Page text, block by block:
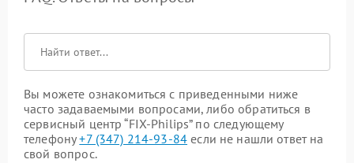
Вы можете ознакомиться с приведенными ниже
часто задаваемыми вопросами, либо обратиться в
сервисный центр “FIX-Philips” по следующему
телефону+7 (347) 214-93-84 если не нашли ответ на
свой вопрос.